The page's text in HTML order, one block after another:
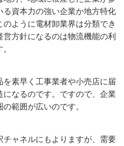
る資本力の強い企業か地方特化
ように電材卸業界は分類でき
方針になるのは物流機能の利
素早く工事業者や小売店に届
なるのです。ですので、企業
範囲が広いのです。
ャネルにもよりますが、 需要